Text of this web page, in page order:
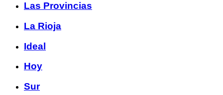
Las Provincias
La Rioja
Ideal
Hoy
Sur